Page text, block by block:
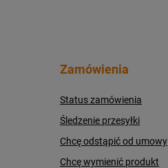
Zamówienia
Status zamówienia
Śledzenie przesyłki
Chcę odstąpić od umowy
Chcę wymienić produkt